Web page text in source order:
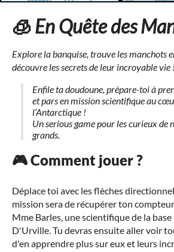
🧊En Quête des
Explore la banquise, trouve les manchots
découvre les secrets de leur incroyable vie !
Enfile ta doudoune, prépare-toi à
et pars en mission scientifique au
l’Antarctique !
Un serious game pour les curieux de
grands.
🎮 Comment jouer ?
Déplace toi avec les flèches
mission sera de récupérer ton
Mme Barles, une scientifique de la
D'Urville. Tu devras ensuite aller voir
d'en apprendre plus sur eux et leurs